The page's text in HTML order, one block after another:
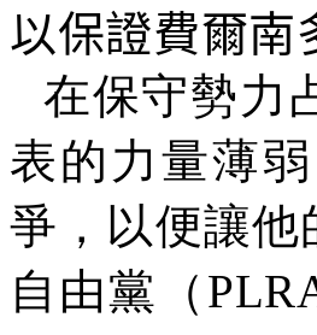
以保證費爾南
在保守勢力
表的力量薄
爭，以便讓他
自由黨（